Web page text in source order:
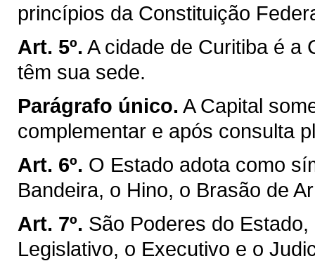
princípios da Constituição
Art. 5º. A cidade de Curitiba é a
têm sua sede.
Parágrafo único. A Capital
complementar e após consulta
Art. 6º. O Estado adota como
Bandeira, o Hino, o Brasão de
Art. 7º. São Poderes do
Legislativo, o Executivo e o